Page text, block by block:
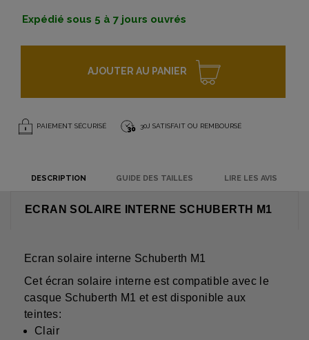
Expédié sous 5 à 7 jours ouvrés
AJOUTER AU PANIER
PAIEMENT SÉCURISÉ 30J SATISFAIT OU REMBOURSÉ
DESCRIPTION GUIDE DES TAILLES LIRE LES AVIS
ECRAN SOLAIRE INTERNE SCHUBERTH M1
Ecran solaire interne Schuberth M1
Cet écran solaire interne est compatible avec le
casque Schuberth M1 et est disponible aux
teintes:
Clair